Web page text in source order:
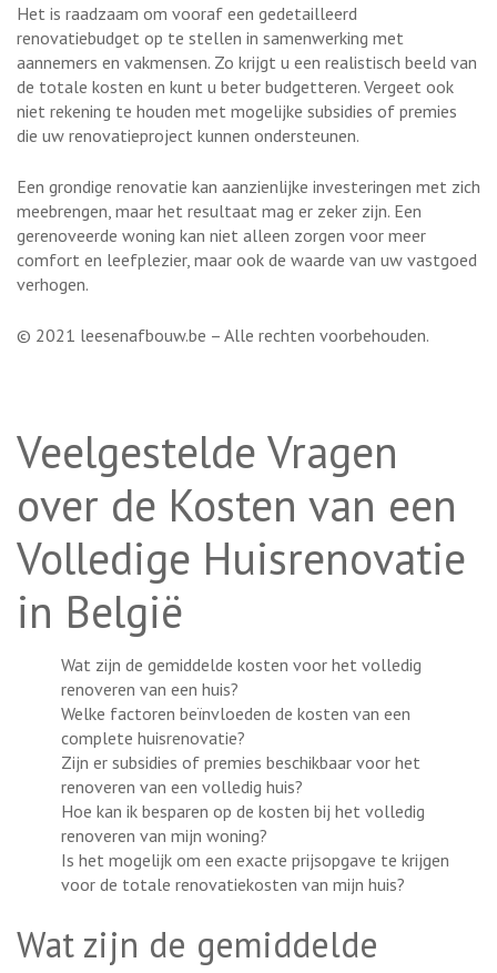
Het is raadzaam om vooraf een gedetailleerd
renovatiebudget op te stellen in samenwerking met
aannemers en vakmensen. Zo krijgt u een realistisch beeld van
de totale kosten en kunt u beter budgetteren. Vergeet ook
niet rekening te houden met mogelijke subsidies of premies
die uw renovatieproject kunnen ondersteunen.
Een grondige renovatie kan aanzienlijke investeringen met zich
meebrengen, maar het resultaat mag er zeker zijn. Een
gerenoveerde woning kan niet alleen zorgen voor meer
comfort en leefplezier, maar ook de waarde van uw vastgoed
verhogen.
© 2021 leesenafbouw.be – Alle rechten voorbehouden.
Veelgestelde Vragen
over de Kosten van een
Volledige Huisrenovatie
in België
Wat zijn de gemiddelde kosten voor het volledig
renoveren van een huis?
Welke factoren beïnvloeden de kosten van een
complete huisrenovatie?
Zijn er subsidies of premies beschikbaar voor het
renoveren van een volledig huis?
Hoe kan ik besparen op de kosten bij het volledig
renoveren van mijn woning?
Is het mogelijk om een exacte prijsopgave te krijgen
voor de totale renovatiekosten van mijn huis?
Wat zijn de gemiddelde